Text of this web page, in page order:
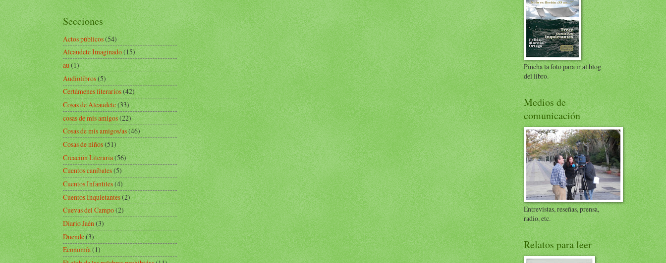
Secciones
Actos públicos(54)
Alcaudete Imaginado(15)
au(1)
Audiolibros(5)
Certámenes literarios(42)
Cosas de Alcaudete(33)
cosas de mis amigos(22)
Cosas de mis amigos/as(46)
Cosas de niños(51)
Creación Literaria(56)
Cuentos caníbales(5)
Cuentos Infantiles(4)
Cuentos Inquietantes(2)
Cuevas del Campo(2)
Diario Jaén(3)
Duende(3)
Economía(1)
Pincha la foto para ir al blog
del libro.
Medios de
comunicación
Entrevistas, reseñas, prensa,
radio, etc.
Relatos para leer